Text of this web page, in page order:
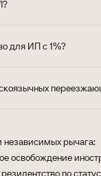
для ИП с 1%?
независимых рычага:
освобождение
по